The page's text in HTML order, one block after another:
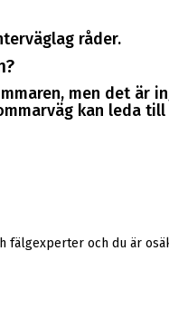
råder.
men det är
kan leda
fälgexperter och du är